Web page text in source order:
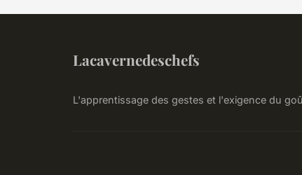
Lacavernedeschefs
L'apprentissage des gestes et l'exigence du